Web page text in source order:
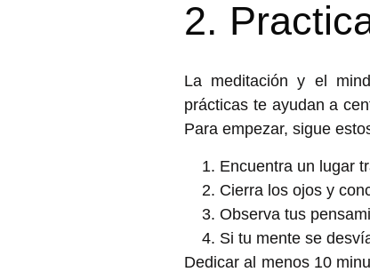
2.
La meditación y el
prácticas te ayudan a
Para empezar, sigue
Encuentra un lugar
Cierra los ojos y
Observa tus
Si tu mente se
Dedicar al menos 10